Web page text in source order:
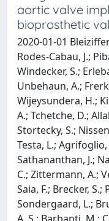
aortic valve
bioprosthetic
2020-01-01
Rodes-Cabau, J.;
Windecker, S.;
Unbehaun, A.;
Wijeysundera, H.;
A.; Tchetche, D.;
Stortecky, S.;
Testa, L.;
Sathananthan, J.;
C.; Zittermann, A.;
Saia, F.; Brecker,
Sondergaard, L.;